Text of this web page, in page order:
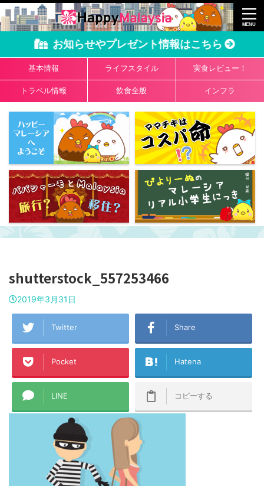
お知らせやプレゼント情報はこちら
基本情報 ライフスタイル 実食レビュー！
トラベル情報 飲食全般 インフラ
shutterstock_557253466
2019年3月31日
Twitter Share
Pocket Hatena
LINE コピーする